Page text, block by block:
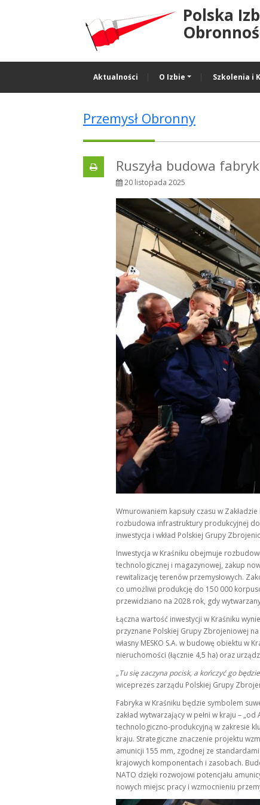
Polska
Aktualności O Izbie Szkolenia i
Przemysł Obronny
Ruszyła budowa
20 listopada 2025
Wmurowaniem kapsuły czasu w
rozbudowa infrastruktury produkcyjnej
inwestycja i wkład Polskiej Grupy
Inwestycja w Kraśniku obejmuje
technologicznej i magazynowej, zakup
rewitalizację terenów przemysłowych.
co umożliwi produkcję do 150 000
przewidziano na 2028 rok, gdy
Łączna wartość inwestycji w Kraśniku
przyznane Polskiej Grupy Zbrojeniowej
własny MESKO S.A. w budowę obiektu w
nieruchomości (łącznie 4,5 ha) oraz
„Tu się zaczyna pocisk, a kończyć go
wiceprezes zarządu Polskiej Grupy
Fabryka w Kraśniku będzie symbolem
zakład wytwarzający w pełni w kraju –
technologiczno-produkcyjną w zakresie
kraju. Strategiczne znaczenie projektu
amunicji 155 mm, zgodnej ze
krajowych komponentach i zasobach.
NATO dzięki rozwojowi potencjału
nowych miejsc pracy i wzmocnieniu